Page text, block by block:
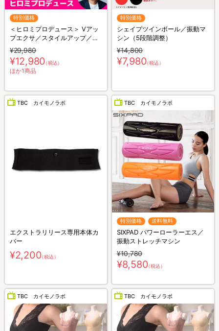
特別価格
＜ヒロミプロデュース＞ Vアッ
プエクサ／スタイルアップ／お
腹用EMS
¥29,980
¥12,980（税込）
ほか1商品
特別価格
シェイプツインボール／振動マ
シン（5段階調整）
¥14,800
¥7,980（税込）
TBC カイモノラボ
エクストラリリース専用本体カ
バー
¥2,200（税込）
TBC カイモノラボ
特別価格 送料無料
SIXPAD パワーローラーエス／
振動ストレッチマシン
¥10,780
¥8,580（税込）
TBC カイモノラボ TBC カイモノラボ